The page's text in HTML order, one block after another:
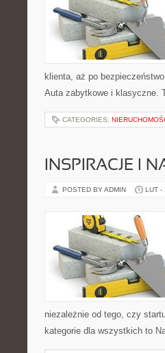
klienta, aż po
Auta zabytkowe i klasyczne.
CATEGORIES:
INSPIRACJE I
POSTED BY ADMIN LUT -
niezależnie od tego, czy
kategorie dla wszystkich to